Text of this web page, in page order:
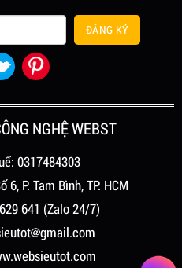
ĐĂNG KÝ
NGHỆ WEBST
0317484303
P. Tam Bình, TP. HCM
641 (Zalo 24/7)
gmail.com